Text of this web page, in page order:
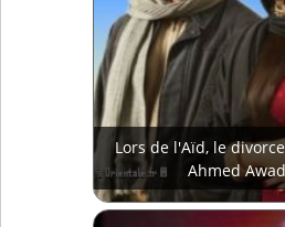
Lors de l'Aïd, le
Ahmed